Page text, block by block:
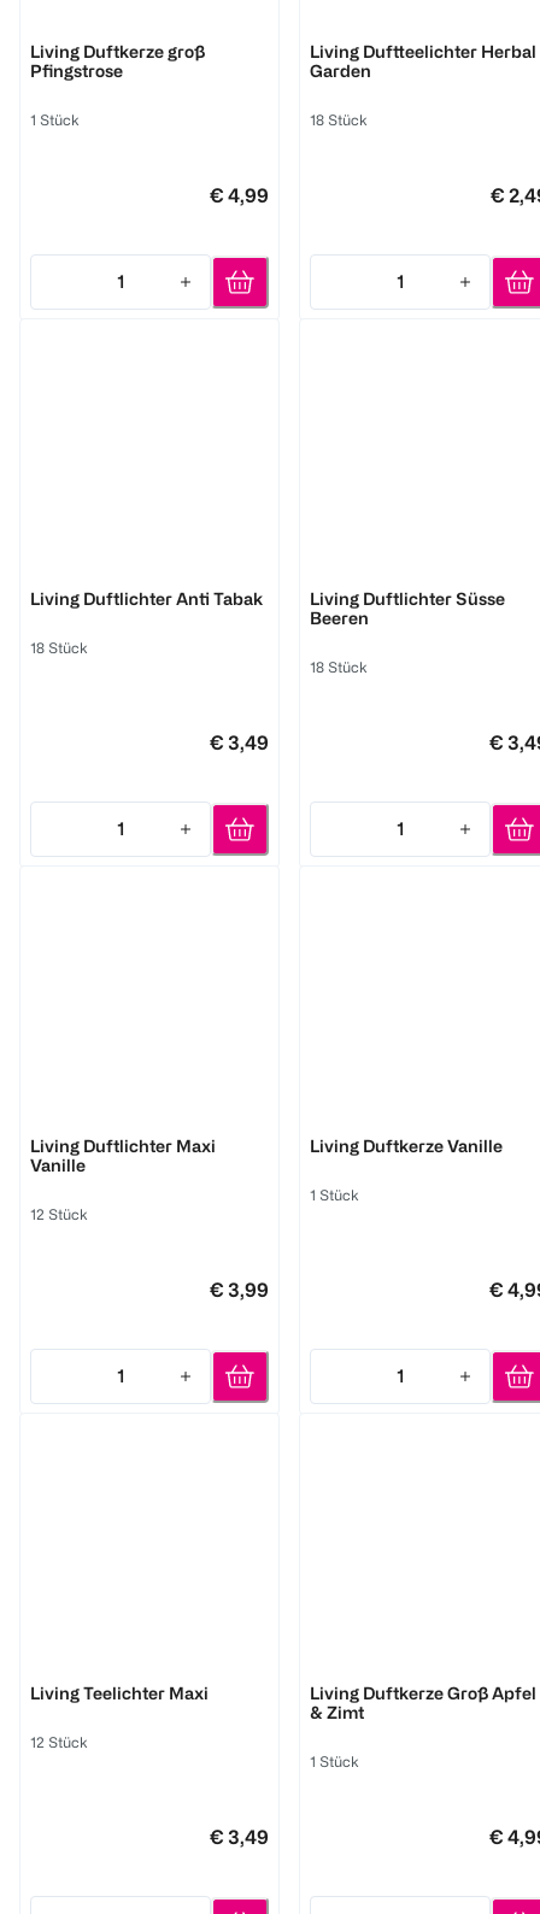
Living Duftkerze groß
Pfingstrose
1 Stück
€ 4,99
1
Quantity: 1
Living Duftteelichter Herbal
Garden
18 Stück
€
1
Quantity: 1
Living Duftlichter Anti Tabak
18 Stück
€ 3,49
1
Quantity: 1
Living Duftlichter Süsse
Beeren
18 Stück
€
1
Quantity: 1
Living Duftlichter Maxi
Vanille
12 Stück
€ 3,99
1
Quantity: 1
Living Duftkerze Vanille
1 Stück
€
1
Quantity: 1
Living Teelichter Maxi
12 Stück
€ 3,49
Living Duftkerze Groß Apfel
& Zimt
1 Stück
€